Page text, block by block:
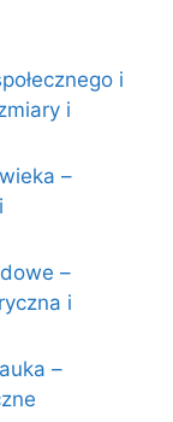
i
i
–
–
i
–